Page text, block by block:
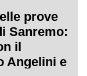
prove
Sanremo:
il
Angelini e